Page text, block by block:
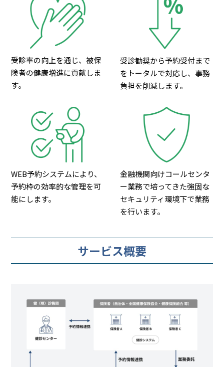
受診率の向上を通じ、被保
険者の健康増進に貢献しま
す。
受診勧奨から予約受付まで
をトータルで対応し、事務
負担を削減します。
WEB予約システムにより、
予約枠の効率的な管理を可
能にします。
金融機関向けコールセンタ
ー業務で培ってきた強固な
セキュリティ環境下で業務
を行います。
サービス概要